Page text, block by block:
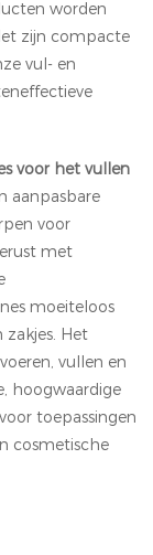
worden
zijn compacte
vul- en
voor het vullen
aanpasbare
voor
met
moeiteloos
Het
vullen en
hoogwaardige
toepassingen
cosmetische